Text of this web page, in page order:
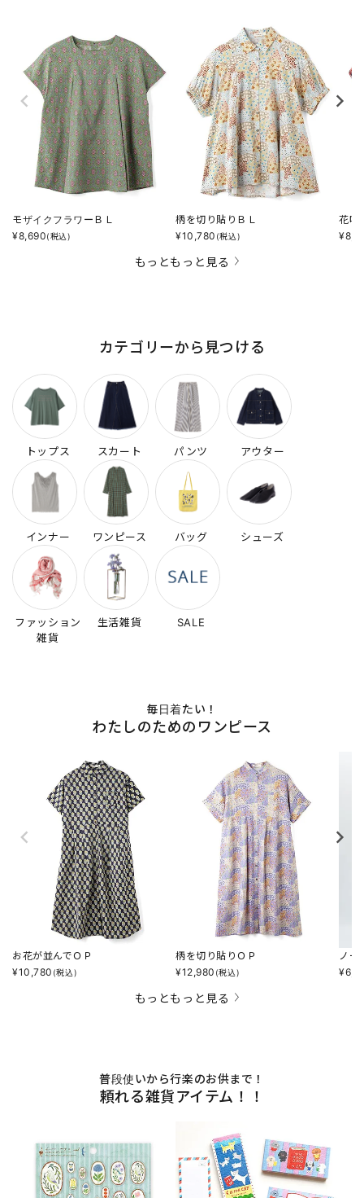
モザイクフラワーＢＬ
¥8,690(税込)
柄を切り貼りＢＬ
¥10,780 (税込)
花咲
¥
もっともっと見る
カテゴリーから見つける
トップス スカート パンツ アウター
インナー ワンピース バッグ シューズ
ファッション
雑貨
生活雑貨 SALE
毎日着たい！
わたしのためのワンピース
お花が並んでＯＰ
¥10,780 (税込)
柄を切り貼りＯＰ
¥12,980 (税込)
ノー
¥
もっともっと見る
普段使いから行楽のお供まで！
頼れる雑貨アイテム！！